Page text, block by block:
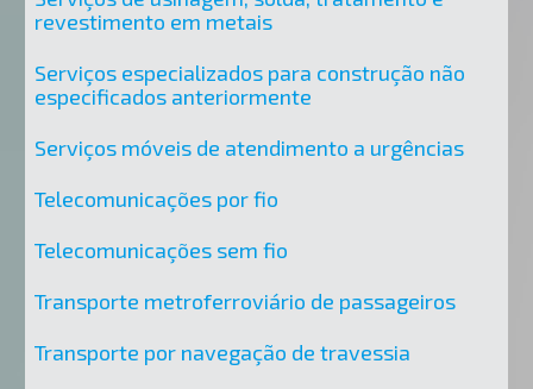
revestimento em metais
Serviços especializados para construção não
especificados anteriormente
Serviços móveis de atendimento a urgências
Telecomunicações por fio
Telecomunicações sem fio
Transporte metroferroviário de passageiros
Transporte por navegação de travessia